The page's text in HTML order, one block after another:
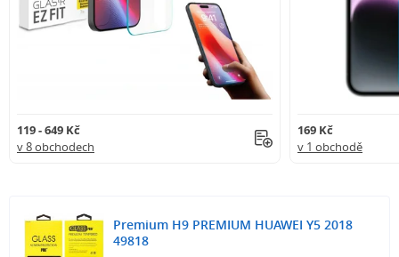
119 - 649 Kč
v 8 obchodech
169 Kč
v 1 obchodě
Premium H9 PREMIUM HUAWEI Y5 2018
49818